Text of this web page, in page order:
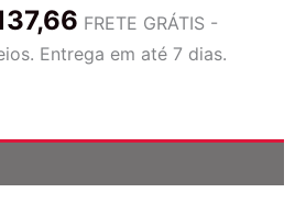
O
preço
R$137,66.
FRETE GRÁTIS -
Entrega em até 7 dias.